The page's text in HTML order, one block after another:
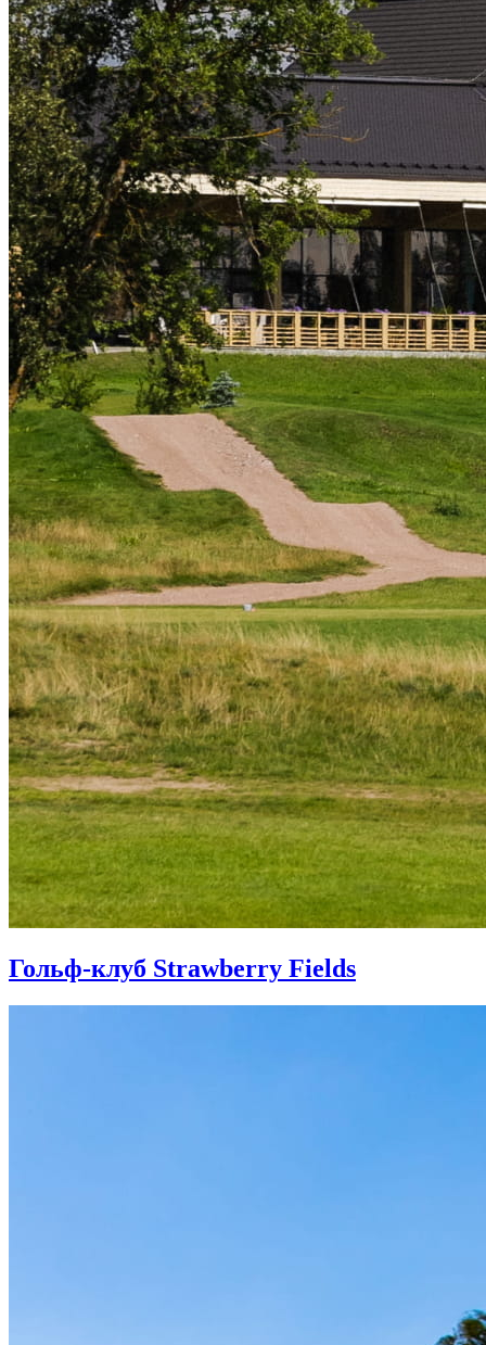
Гольф-клуб Strawberry Fields